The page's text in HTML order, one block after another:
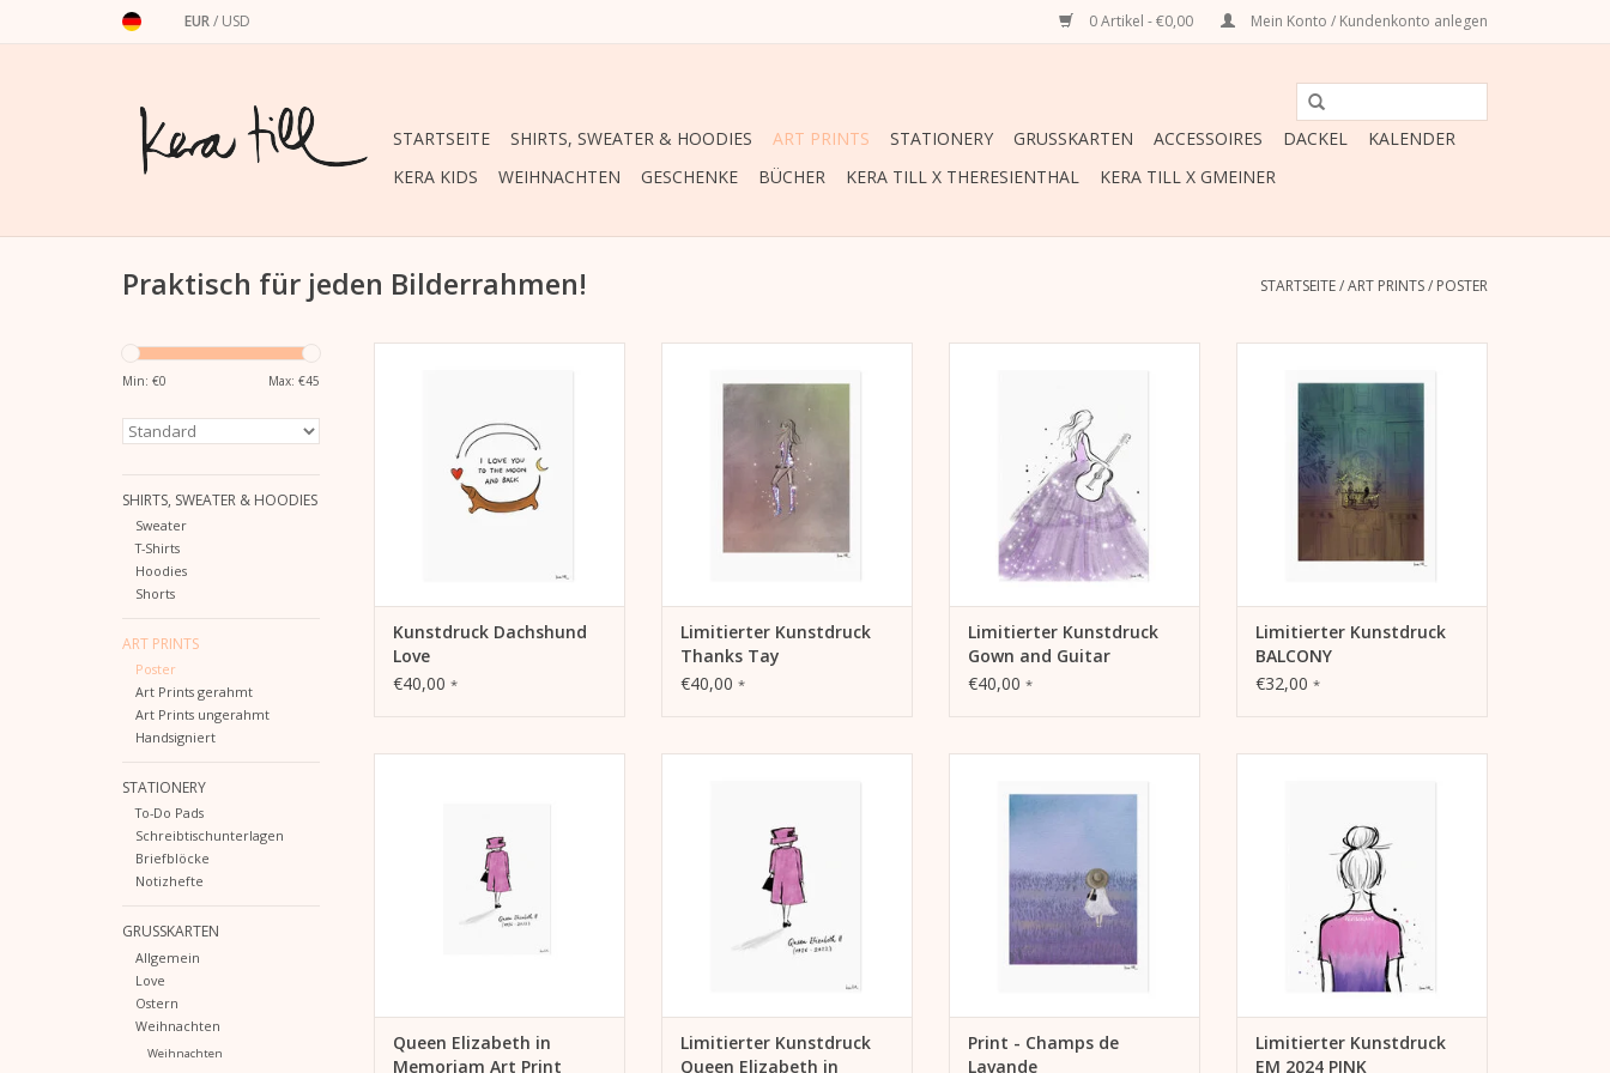
EUR/ USD 0 Artikel - €0,00 Mein Konto / Kundenkonto anlegen
STARTSEITE SHIRTS, SWEATER & HOODIES ART PRINTS STATIONERY GRUSSKARTEN ACCESSOIRES DACKEL
KALENDER
KERA KIDS
WEIHNACHTEN GESCHENKE BÜCHER KERA TILL X THERESIENTHAL KERA TILL X GMEINER
Praktisch für jeden Bilderrahmen! STARTSEITE/ART PRINTS/ POSTER
Min: €0 Max: €45
SHIRTS, SWEATER & HOODIES
Sweater
T-Shirts
Hoodies
Shorts
ART PRINTS
Poster
Art Prints gerahmt
Art Prints ungerahmt
Handsigniert
STATIONERY
To-Do Pads
Schreibtischunterlagen
Briefblöcke
Notizhefte
GRUSSKARTEN
Allgemein
Love
Ostern
Weihnachten
Weihnachten
Extrarough Feinstpapier (270
297 mm x 420 mm
ZUM WARENKORB HINZUFÜGEN
Kunstdruck Dachshund
Love
€40,00 *
Extrarough Feinstpapier (270
g/m²).
297 mm x 420 mm
ZUM WARENKORB HINZUFÜGEN
Limitierter Kunstdruck
Thanks Tay
€40,00 *
Extrarough Feinstpapier (270
g/m²).
297 mm x 420 mm
ZUM WARENKORB HINZUFÜGEN
Limitierter Kunstdruck
Gown and Guitar
€40,00 *
Druck „BALCONY“
Extrarough Feinstpapier (270
g/m²).
297 mm x 420 mm
Limitiert auf 100 Stück
Limitierter Kunstdruck
BALCONY
€32,00 *
auf weißem,
Extrarough Feinstpapier (270
g/m²).
210 mm x 297 mm
ZUM WARENKORB HINZUFÜGEN
Queen Elizabeth in
Memoriam Art Print
auf weißem,
Extrarough Feinstpapier (270
g/m²).
297 mm x 420 mm
Limitiert auf 100 Stück
Limitierter Kunstdruck
Queen Elizabeth in
auf weißem,
297 mm x 420 mm
Limitiert auf 50 Stück
ZUM WARENKORB HINZUFÜGEN
Print - Champs de
Lavande
Extrarough Feinstpapier (270
g/m²).
297 mm x 420 mm
Limitiert auf 100 Stück
ZUM WARENKORB HINZUFÜGEN
Limitierter Kunstdruck
EM 2024 PINK